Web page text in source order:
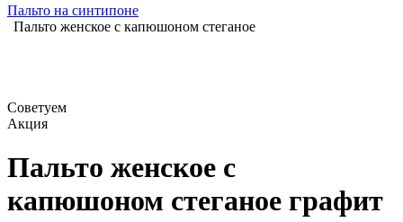
Пальто на синтипоне
Пальто женское с капюшоном стеганое
Советуем
Акция
Пальто женское с
капюшоном стеганое графит